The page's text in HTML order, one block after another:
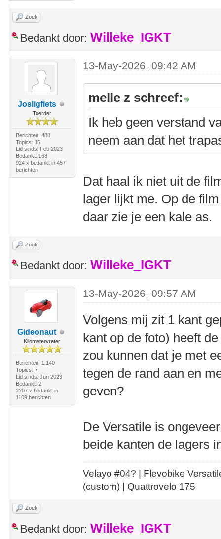
Zoek
Bedankt door: Willeke_IGKT
Josligfiets
Toerder
Berichten: 488
Topics: 15
Lid sinds: Feb 2023
Bedankt: 168
924 x bedankt in 457
berichten
13-May-2026, 09:42 AM
melle z schreef:
Ik heb geen verstand
neem aan dat het
Dat haal ik niet uit de
lager lijkt me. Op de
daar zie je een kale as.
Zoek
Bedankt door: Willeke_IGKT
Gideonaut
Kilometervreter
Berichten: 1.140
Topics: 7
Lid sinds: Jun 2023
Bedankt: 2
2207 x bedankt in
1109 berichten
13-May-2026, 09:57 AM
Volgens mij zit 1 kant
kant op de foto) heeft
zou kunnen dat je met
tegen de rand aan en
geven?
De Versatile is
beide kanten de lagers
Velayo #04? | Flevobike
(custom) | Quattrovelo 175
Zoek
Bedankt door: Willeke_IGKT